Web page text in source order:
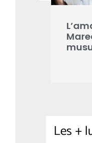
Les +